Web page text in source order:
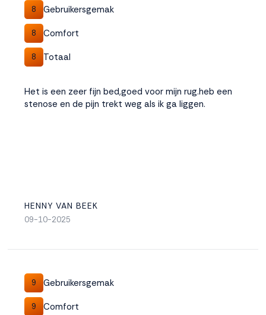
8 Gebruikersgemak
8 Comfort
8 Totaal
Het is een zeer fijn bed,goed voor mijn rug.heb een
stenose en de pijn trekt weg als ik ga liggen.
HENNY VAN BEEK
09-10-2025
9 Gebruikersgemak
9 Comfort